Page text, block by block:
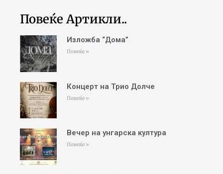
Повеќе Артикли..
Изложба “Дома”
Повеќе »
Концерт на Трио Долче
Повеќе »
Вечер на унгарска култура
Повеќе »